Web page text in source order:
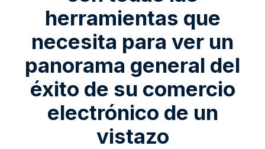
herramientas que
necesita para ver un
panorama general del
éxito de su comercio
electrónico de un
vistazo